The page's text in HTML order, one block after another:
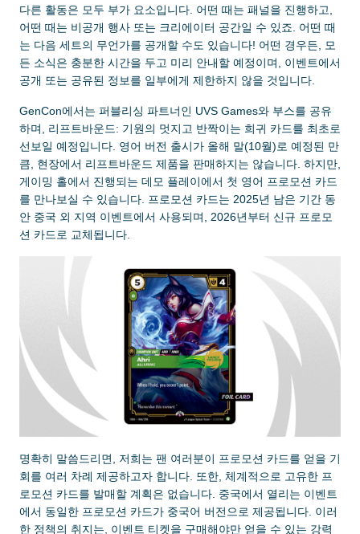
다른 활동은 모두 부가 요소입니다. 어떤 때는 패널을 진행하고,
어떤 때는 비공개 행사 또는 크리에이터 공간일 수 있죠. 어떤 때
는 다음 세트의 무언가를 공개할 수도 있습니다! 어떤 경우든, 모
든 소식은 충분한 시간을 두고 미리 안내할 예정이며, 이벤트에서
공개 또는 공유된 정보를 일부에게 제한하지 않을 것입니다.
GenCon에서는 퍼블리싱 파트너인 UVS Games와 부스를 공유
하며, 리프트바운드: 기원의 멋지고 반짝이는 희귀 카드를 최초로
선보일 예정입니다. 영어 버전 출시가 올해 말(10월)로 예정된 만
큼, 현장에서 리프트바운드 제품을 판매하지는 않습니다. 하지만,
게이밍 홀에서 진행되는 데모 플레이에서 첫 영어 프로모션 카드
를 만나보실 수 있습니다. 프로모션 카드는 2025년 남은 기간 동
안 중국 외 지역 이벤트에서 사용되며, 2026년부터 신규 프로모
션 카드로 교체됩니다.
명확히 말씀드리면, 저희는 팬 여러분이 프로모션 카드를 얻을 기
회를 여러 차례 제공하고자 합니다. 또한, 체계적으로 고유한 프
로모션 카드를 발매할 계획은 없습니다. 중국에서 열리는 이벤트
에서 동일한 프로모션 카드가 중국어 버전으로 제공됩니다. 이러
한 정책의 취지는, 이벤트 티켓을 구매해야만 얻을 수 있는 강력